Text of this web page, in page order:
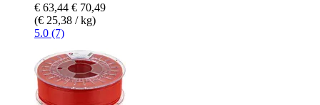
€ 63,44 € 70,49
(€ 25,38 / kg)
5.0 (7)